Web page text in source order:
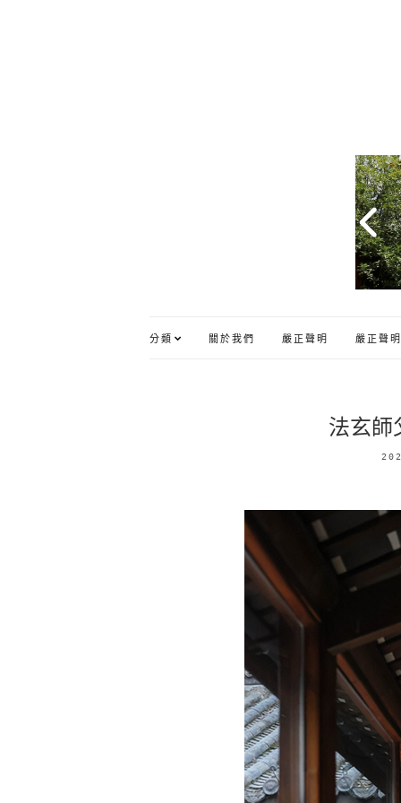
分類 關於我們 嚴正聲明 嚴正聲
法玄師